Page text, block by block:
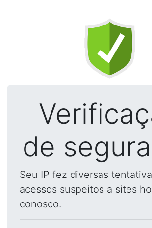
de
Seu IP fez diversas
acessos suspeitos a sites
conosco.